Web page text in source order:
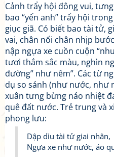
Cảnh trẩy hội đông vui,
bao “yến anh” trẩy hội
giục giã. Có biết bao tài tử,
vai, chân nối chân nhịp
nập ngựa xe cuồn cuộn
tươi thắm sắc màu, nghìn
đường” như nêm”. Các từ
dụ so sánh (như nước, như
xuân tưng bừng náo nhiệt
quê đất nước. Trẻ trung và
phong lưu:
Dập dìu tài tử giai nhân,
Ngựa xe như nước, áo